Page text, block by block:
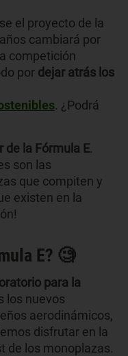
el proyecto de la
cambiará por
competición
por dejar atrás los
. ¿Podrá
de la Fórmula E.
son las
que compiten y
existen en la
E? 🧐
para la
los nuevos
aerodinámicos,
disfrutar en la
de los monoplazas.